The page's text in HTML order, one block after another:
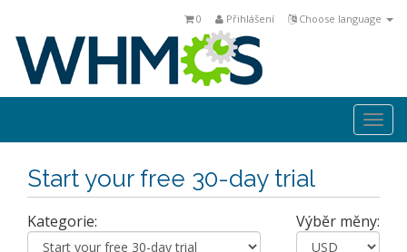
Choose language
Přihlášení
0
Start your free 30-day trial
Kategorie: Výběr měny: